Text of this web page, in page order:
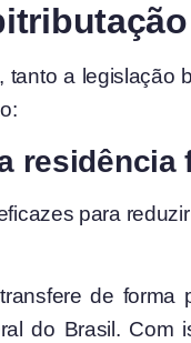
tanto a legislação
residência
para
de forma
do Brasil . Com